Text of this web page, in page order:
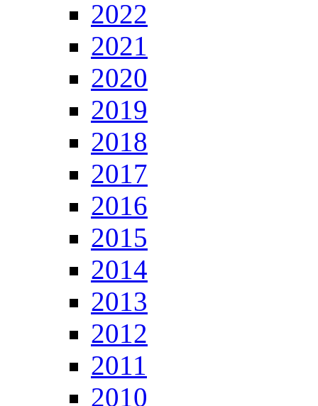
2022
2021
2020
2019
2018
2017
2016
2015
2014
2013
2012
2011
2010